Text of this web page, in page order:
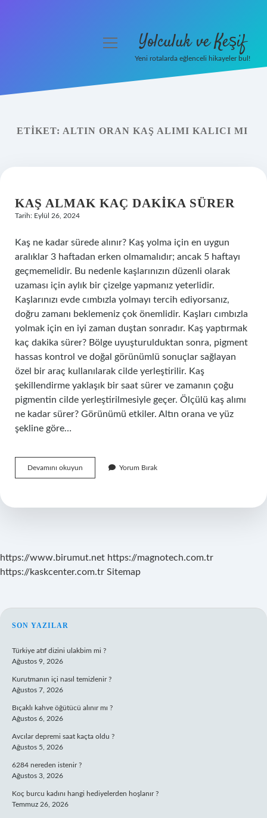
Yasal Uyarı
menüyü Yolculuk ve Keşif
Yeni rotalarda eğlenceli hikayeler bul!
ETIKET: ALTIN ORAN KAŞ ALIMI KALICI MI
KAŞ ALMAK KAÇ DAKIKA SÜRER
Tarih: Eylül 26, 2024
Kaş ne kadar sürede alınır? Kaş yolma için en uygun
aralıklar 3 haftadan erken olmamalıdır; ancak 5 haftayı
geçmemelidir. Bu nedenle kaşlarınızın düzenli olarak
uzaması için aylık bir çizelge yapmanız yeterlidir.
Kaşlarınızı evde cımbızla yolmayı tercih ediyorsanız,
doğru zamanı beklemeniz çok önemlidir. Kaşları cımbızla
yolmak için en iyi zaman duştan sonradır. Kaş yaptırmak
kaç dakika sürer? Bölge uyuşturulduktan sonra, pigment
hassas kontrol ve doğal görünümlü sonuçlar sağlayan
özel bir araç kullanılarak cilde yerleştirilir. Kaş
şekillendirme yaklaşık bir saat sürer ve zamanın çoğu
pigmentin cilde yerleştirilmesiyle geçer. Ölçülü kaş alımı
ne kadar sürer? Görünümü etkiler. Altın orana ve yüz
şekline göre…
Devamını okuyun
Almak
Sürer
Yorum Bırak
https://www.birumut.net https://magnotech.com.tr
https://kaskcenter.com.tr Sitemap
SIDEBAR
SON YAZILAR
Türkiye atıf dizini ulakbim mi ?
Ağustos 9, 2026
Kurutmanın içi nasıl temizlenir ?
Ağustos 7, 2026
Bıçaklı kahve öğütücü alınır mı ?
Ağustos 6, 2026
Avcılar depremi saat kaçta oldu ?
Ağustos 5, 2026
6284 nereden istenir ?
Ağustos 3, 2026
Koç burcu kadını hangi hediyelerden hoşlanır ?
Temmuz 26, 2026